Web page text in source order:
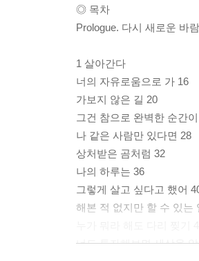
◎ 목차
Prologue. 다시 새로운 바
1 살아간다
너의 자유로움으로 가 16
가보지 않은 길 20
그건 참으로 완벽한 순간
나 같은 사람만 있다면 28
상처받은 곰처럼 32
나의 하루는 36
그렇게 살고 싶다고 했어
해본 적 없지만 할 수 있는
너도 투자해보면 세상을